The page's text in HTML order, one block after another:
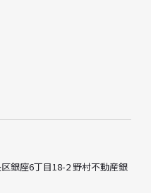
銀座6丁目18-2 野村不動産銀